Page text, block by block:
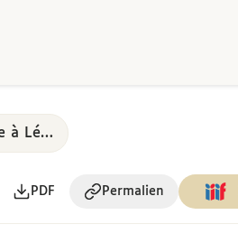
Correspondance de et adressée à Léon Chestov
PDF Permalien